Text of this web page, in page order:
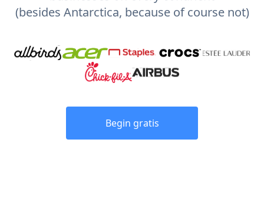
(besides Antarctica, because of course not)
Begin gratis